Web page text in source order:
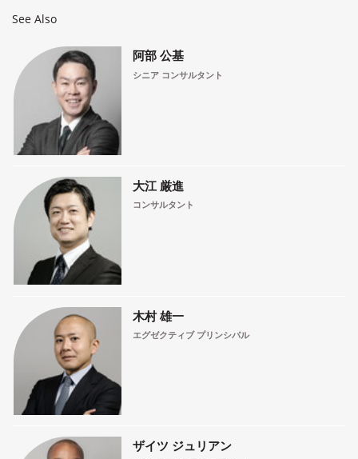
See Also
阿部 公基
シニア コンサルタント
大江 厳進
コンサルタント
木村 雄一
エグゼクティブ プリンシパル
ザイツ ジュリアン